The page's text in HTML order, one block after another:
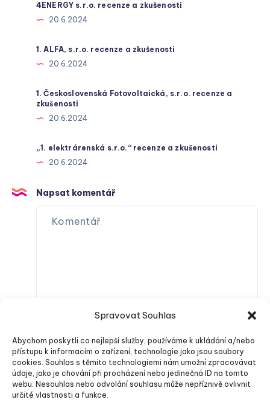
Spravovat Souhlas
Abychom poskytli co nejlepší služby, používáme k ukládání a/nebo
přístupu k informacím o zařízení, technologie jako jsou soubory
cookies. Souhlas s těmito technologiemi nám umožní zpracovávat
údaje, jako je chování při procházení nebo jedinečná ID na tomto
webu. Nesouhlas nebo odvolání souhlasu může nepříznivě ovlivnit
určité vlastnosti a funkce.
4ENERGY s.r.o. recenze a zkušenosti
20.6.2024
1. ALFA, s.r.o. recenze a zkušenosti
20.6.2024
1. Československá Fotovoltaická, s.r.o. recenze a
zkušenosti
20.6.2024
„1. elektrárenská s.r.o.“ recenze a zkušenosti
20.6.2024
Napsat komentář